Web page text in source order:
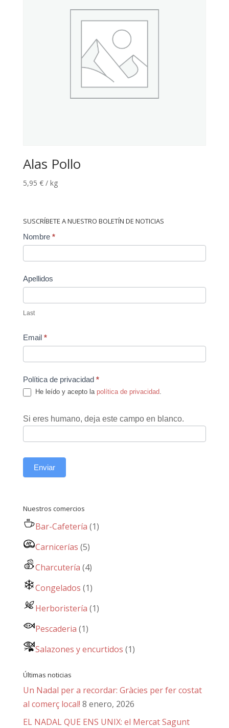
Alas Pollo
5,95 € / kg
SUSCRÍBETE A NUESTRO BOLETÍN DE NOTICIAS
Contact
Nombre *
Apellidos
Last
Email *
Política de privacidad *
He leído y acepto la política de privacidad
Si eres humano, deja este campo en blanco.
Enviar
Nuestros comercios
Bar-Cafetería (1)
Carnicerías (5)
Charcutería (4)
Congelados (1)
Herboristería (1)
Pescaderia (1)
Salazones y encurtidos (1)
Últimas noticias
Un Nadal per a recordar: Gràcies per fer costat
al comerç local! 8 enero, 2026
EL NADAL QUE ENS UNIX: el Mercat Sagunt